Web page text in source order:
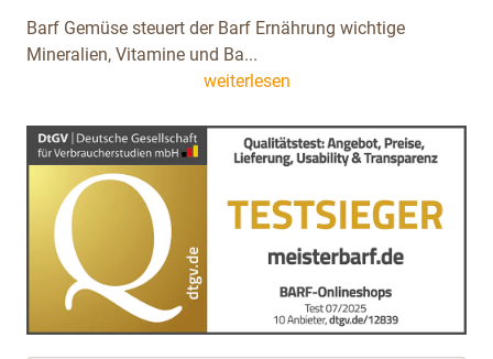
Barf Gemüse steuert der Barf Ernährung wichtige
Mineralien, Vitamine und Ba...
weiterlesen